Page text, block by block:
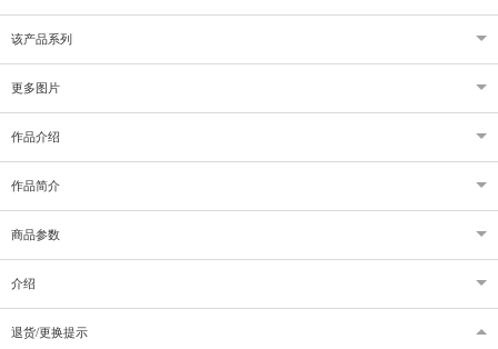
该产品系列
更多图片
作品介绍
作品简介
商品参数
介绍
退货/更换提示